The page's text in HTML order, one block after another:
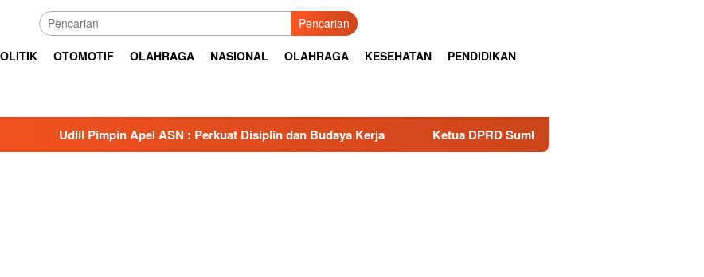
Pencarian
OTOMOTIF OLAHRAGA NASIONAL OLAHRAGA KESEHATAN PENDIDIKAN
Pimpin Apel ASN : Perkuat Disiplin dan Budaya Kerja Ketua DPRD Sumbar Muhidi Hadiri Rapat Paripurna HJK